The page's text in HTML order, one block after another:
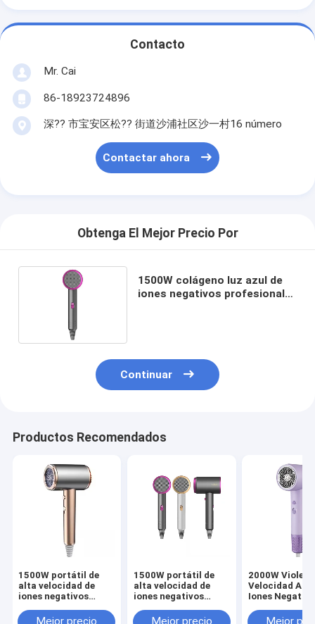
Contacto
Mr. Cai
86-18923724896
深?? 市宝安区松?? 街道沙浦社区沙一村16 número
Contactar ahora
Obtenga El Mejor Precio Por
1500W colágeno luz azul de
iones negativos profesional
Continuar
Productos Recomendados
1500W portátil de
alta velocidad de
iones negativos
cabello eléctrico
1500W portátil de
alta velocidad de
iones negativos
cabello eléctrico
2000W
Velocidad
Iones
cabello